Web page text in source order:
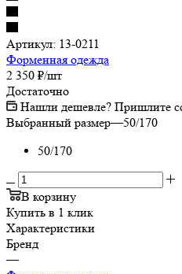
Артикул: 13-0211
Форменная одежда
2 350 ₽/шт
Достаточно
Нашли дешевле? Пришлите
Выбранный размер—50/170
50/170
В корзину
Купить в 1 клик
Характеристики
Бренд
—